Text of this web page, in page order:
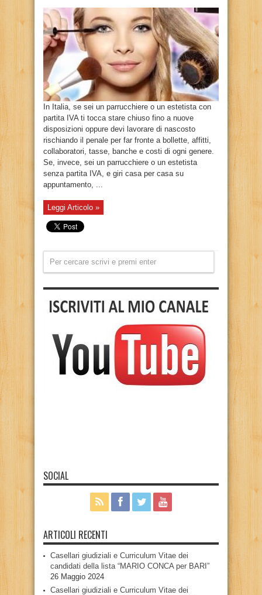
In Italia, se sei un parrucchiere o un estetista con
partita IVA ti tocca stare chiuso fino a nuove
disposizioni oppure devi lavorare di nascosto
rischiando il penale per far fronte a bollette, affitti,
collaboratori, tasse, banche e costi di ogni genere.
Se, invece, sei un parrucchiere o un estetista
senza partita IVA, e giri casa per casa su
appuntamento, ...
Leggi Articolo »
SOCIAL
ARTICOLI RECENTI
Casellari giudiziali e Curriculum Vitae dei
candidati della lista “MARIO CONCA per BARI”
26 Maggio 2024
Casellari giudiziali e Curriculum Vitae dei